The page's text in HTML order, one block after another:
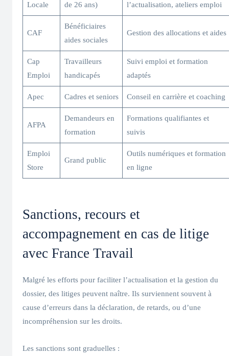
Locale
de 26 ans)
l’actualisation, ateliers emploi
CAF
Bénéficiaires
aides sociales
Gestion des allocations et aides
Cap
Emploi
Travailleurs
handicapés
Suivi emploi et formation
adaptés
Apec Cadres et seniors Conseil en carrière et coaching
AFPA
Demandeurs en
formation
Formations qualifiantes et
suivis
Emploi
Store
Grand public
Outils numériques et formation
en ligne
Sanctions, recours et
accompagnement en cas de litige
avec France Travail
Malgré les efforts pour faciliter l’actualisation et la gestion du
dossier, des litiges peuvent naître. Ils surviennent souvent à
cause d’erreurs dans la déclaration, de retards, ou d’une
incompréhension sur les droits.
Les sanctions sont graduelles :